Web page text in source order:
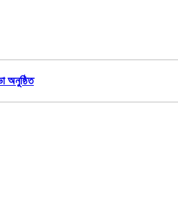
অনুষ্ঠিত